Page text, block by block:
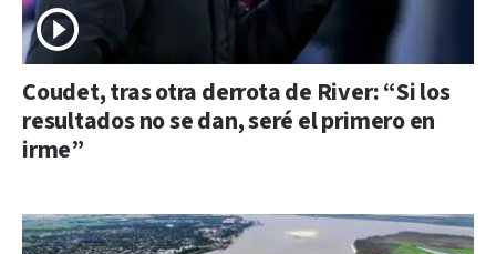
Coudet, tras otra derrota de River: “Si los
resultados no se dan, seré el primero en
irme”